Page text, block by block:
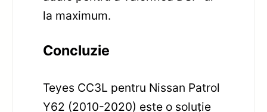
la maximum.
Concluzie
Teyes CC3L pentru Nissan Patrol
Y62 (2010-2020) este o soluție